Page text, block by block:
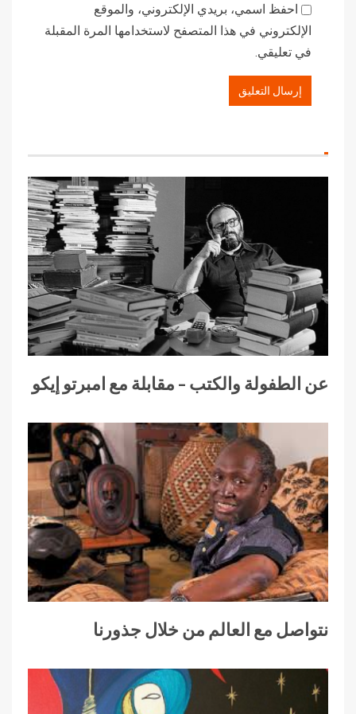
احفظ اسمي، بريدي الإلكتروني، والموقع
الإلكتروني في هذا المتصفح لاستخدامها المرة المقبلة
في تعليقي.
عن الطفولة والكتب – مقابلة مع امبرتو إيكو
نتواصل مع العالم من خلال جذورنا